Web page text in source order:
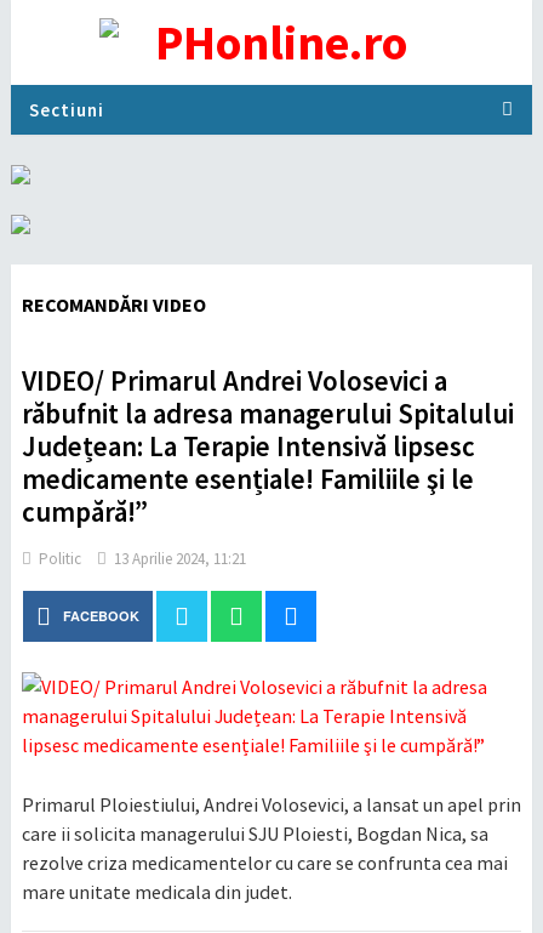
Sectiuni
RECOMANDĂRI VIDEO
VIDEO/ Primarul Andrei Volosevici a
răbufnit la adresa managerului Spitalului
Județean: La Terapie Intensivă lipsesc
medicamente esențiale! Familiile şi le
cumpără!”
Politic 13 Aprilie 2024, 11:21
FACEBOOK
Primarul Ploiestiului, Andrei Volosevici, a lansat un apel prin
care ii solicita managerului SJU Ploiesti, Bogdan Nica, sa
rezolve criza medicamentelor cu care se confrunta cea mai
mare unitate medicala din judet.